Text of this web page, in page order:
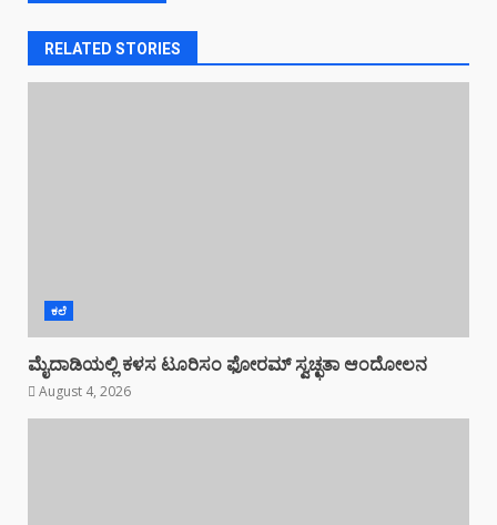
RELATED STORIES
ಕಲೆ
ಮೈದಾಡಿಯಲ್ಲಿ ಕಳಸ ಟೂರಿಸಂ ಫೋರಮ್ ಸ್ವಚ್ಛತಾ ಆಂದೋಲನ
August 4, 2026